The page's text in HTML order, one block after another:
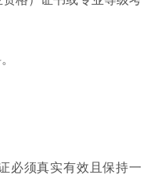
必须真实有效且保持一